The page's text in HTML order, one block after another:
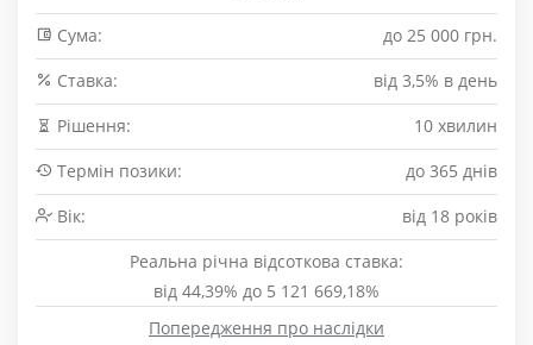
Сума:
до 25 000 грн.
Cтавка:
від 3,5% в день
Рішення:
10 хвилин
Термін позики:
до 365 днів
Вік:
від 18 років
Реальна річна відсоткова ставка:
від 44,39% до 5 121 669,18%
Попередження про наслідки